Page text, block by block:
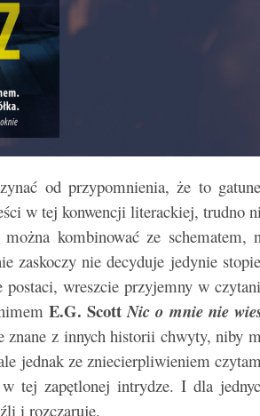
od przypomnienia, że to
w tej konwencji literackiej, trudno
kombinować ze schematem,
zaskoczy nie decyduje jedynie
postaci, wreszcie przyjemny w
E.G. Scott Nic o mnie nie
znane z innych historii chwyty, niby
jednak ze zniecierpliwieniem
tej zapętlonej intrydze. I dla
i rozczaruje.